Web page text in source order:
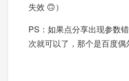
失效 🙃）
PS：如果点分享出现参数
次就可以了，那个是百度偶